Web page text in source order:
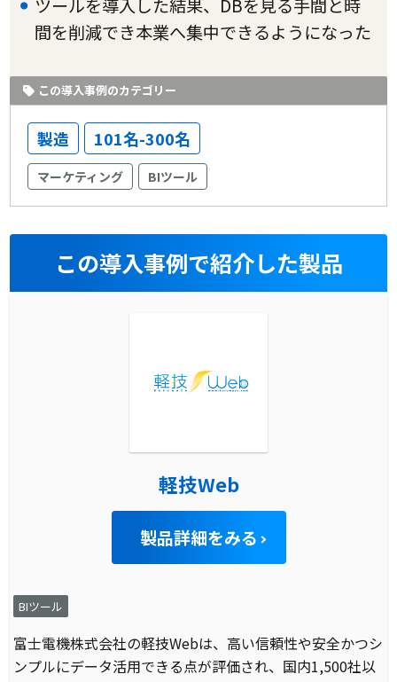
ツールを導入した結果、DBを見る手間と時
間を削減でき本業へ集中できるようになった
この導入事例のカテゴリー
製造 101名-300名
マーケティング BIツール
この導入事例で紹介した製品
軽技Web
製品詳細をみる
BIツール
富士電機株式会社の軽技Webは、高い信頼性や安全かつシ
ンプルにデータ活用できる点が評価され、国内1,500社以